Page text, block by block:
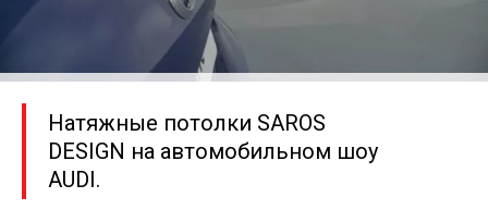
Натяжные потолки SAROS
DESIGN на автомобильном шоу
AUDI.